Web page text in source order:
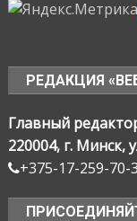
РЕДАКЦИЯ
Главный
220004, г. Минск,
+375-17-259-70-